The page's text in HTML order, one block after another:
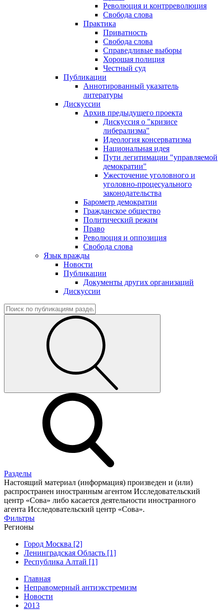
Революция и контрреволюция
Свобода слова
Практика
Приватность
Свобода слова
Справедливые выборы
Хорошая полиция
Честный суд
Публикации
Аннотированный указатель
литературы
Дискуссии
Архив предыдущего проекта
Дискуссия о "кризисе
либерализма"
Идеология консерватизма
Национальная идея
Пути легитимации "управляемой
демократии"
Ужесточение уголовного и
уголовно-процесуального
законодательства
Барометр демократии
Гражданское общество
Политический режим
Право
Революция и оппозиция
Свобода слова
Язык вражды
Новости
Публикации
Документы других организаций
Дискуссии
Разделы
Настоящий материал (информация) произведен и (или)
распространен иностранным агентом Исследовательский
центр «Сова» либо касается деятельности иностранного
агента Исследовательский центр «Сова».
Фильтры
Регионы
Город Москва [2]
Ленинградская Область [1]
Республика Алтай [1]
Главная
Неправомерный антиэкстремизм
Новости
2013